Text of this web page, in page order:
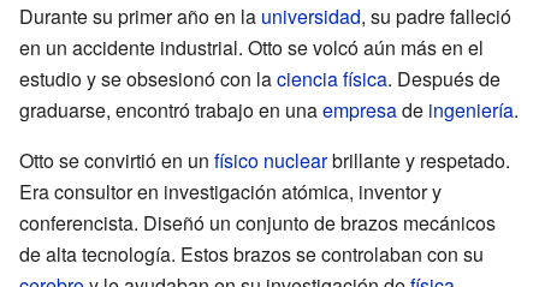
Durante su primer año en la universidad, su padre falleció
en un accidente industrial. Otto se volcó aún más en el
estudio y se obsesionó con lacienciafísica. Después de
graduarse, encontró trabajo en unaempresade ingeniería.
Otto se convirtió en un físico nuclearbrillante y respetado.
Era consultor en investigación atómica, inventor y
conferencista. Diseñó un conjunto de brazos mecánicos
de alta tecnología. Estos brazos se controlaban con su